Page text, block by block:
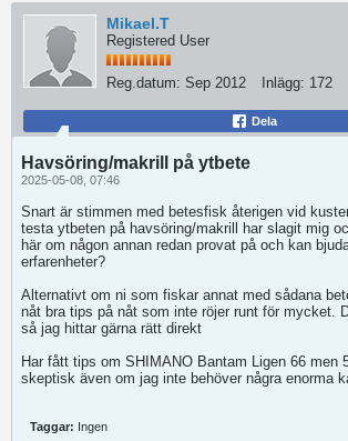
Mikael.T
Registered User
Reg.datum: Sep 2012 Inlägg: 172
Dela
Havsöring/makrill på ytbete
2025-05-08, 07:46
Snart är stimmen med betesfisk återigen vid
testa ytbeten på havsöring/makrill har slagit mig
här om någon annan redan provat på och kan
erfarenheter?
Alternativt om ni som fiskar annat med sådana
nåt bra tips på nåt som inte röjer runt för mycket.
så jag hittar gärna rätt direkt
Har fått tips om SHIMANO Bantam Ligen 66 men
skeptisk även om jag inte behöver några enorma
Taggar: Ingen